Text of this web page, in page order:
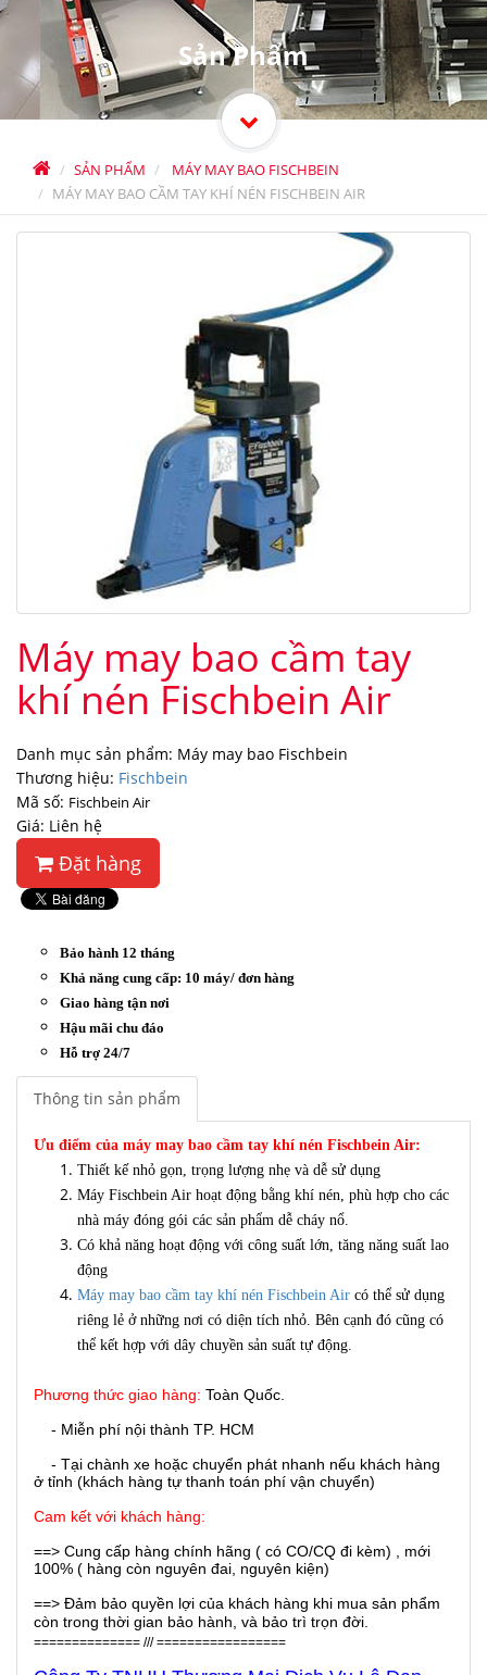
SẢN PHẨM
MÁY MAY BAO FISCHBEIN
MÁY MAY BAO CẦM TAY KHÍ NÉN FISCHBEIN AIR
Sản Phẩm
Máy may bao cầm tay
khí nén Fischbein Air
Danh mục sản phẩm: Máy may bao Fischbein
Thương hiệu: Fischbein
Mã số: Fischbein Air
Giá: Liên hệ
Đặt hàng
Bảo hành 12 tháng
Khả năng cung cấp: 10 máy/ đơn hàng
Giao hàng tận nơi
Hậu mãi chu đáo
Hỗ trợ 24/7
Thông tin sản phẩm
Ưu điểm của máy may bao cầm tay khí nén Fischbein Air:
Thiết kế nhỏ gọn, trọng lượng nhẹ và dễ sử dụng
Máy Fischbein Air hoạt động bằng khí nén, phù hợp cho các
nhà máy đóng gói các sản phẩm dễ cháy nổ.
Có khả năng hoạt động với công suất lớn, tăng năng suất lao
động
Máy may bao cầm tay khí nén Fischbein Air có thể sử dụng
riêng lẻ ở những nơi có diện tích nhỏ. Bên cạnh đó cũng có
thể kết hợp với dây chuyền sản suất tự động.
Phương thức giao hàng: Toàn Quốc.
- Miễn phí nội thành TP. HCM
- Tại chành xe hoặc chuyển phát nhanh nếu khách hàng
ở tỉnh (khách hàng tự thanh toán phí vận chuyển)
Cam kết với khách hàng:
==> Cung cấp hàng chính hãng ( có CO/CQ đi kèm) , mới
100% ( hàng còn nguyên đai, nguyên kiện)
==> Đảm bảo quyền lợi của khách hàng khi mua sản phẩm
còn trong thời gian bảo hành, và bảo trì trọn đời.
============== /// =================